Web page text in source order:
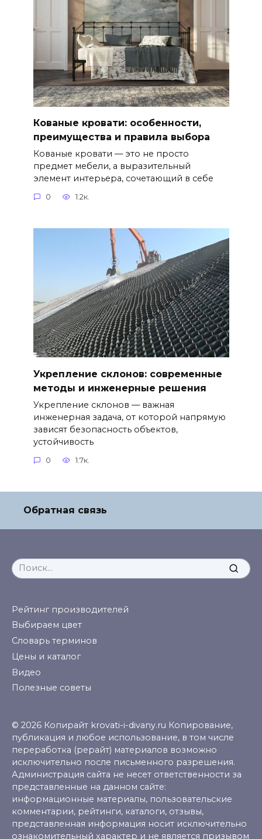
Кованые кровати: особенности,
преимущества и правила выбора
Кованые кровати — это не просто
предмет мебели, а выразительный
элемент интерьера, сочетающий в себе
0 1.2к.
Укрепление склонов: современные
методы и инженерные решения
Укрепление склонов — важная
инженерная задача, от которой напрямую
зависят безопасность объектов,
устойчивость
0 1.7к.
Обратная связь
Search
for:
Рейтинг производителей
Выбираем цвет
Словарь терминов
Цены и каталог
Видео
Полезные советы
© 2026 Копирайт krovati-i-divany.ru Копирование,
публикация и любое использование, в том числе
переработка (рерайт) материалов возможно
исключительно после письменного разрешения.
Администрация сайта не несет ответственности за
представленные на данном сайте:
информационные материалы, пользовательские
комментарии, рейтинги, каталоги, отзывы,
представленная информация носит исключительно
ознакомительный характер и не является призывом